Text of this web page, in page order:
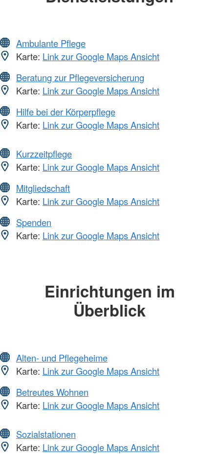
Ambulante Pflege
Karte: Link zur Google Maps Ansicht
Beratung zur Pflegeversicherung
Karte: Link zur Google Maps Ansicht
Hilfe bei der Körperpflege
Karte: Link zur Google Maps Ansicht
Kurzzeitpflege
Karte: Link zur Google Maps Ansicht
Mitgliedschaft
Karte: Link zur Google Maps Ansicht
Spenden
Karte: Link zur Google Maps Ansicht
Einrichtungen im
Überblick
Alten- und Pflegeheime
Karte: Link zur Google Maps Ansicht
Betreutes Wohnen
Karte: Link zur Google Maps Ansicht
Sozialstationen
Karte: Link zur Google Maps Ansicht